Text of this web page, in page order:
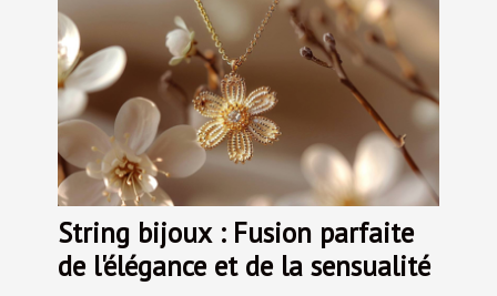
String bijoux : Fusion parfaite
de l'élégance et de la sensualité